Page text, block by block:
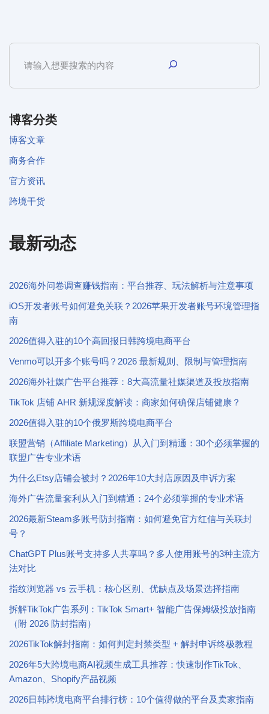
博客分类
博客文章
商务合作
官方资讯
跨境干货
最新动态
2026海外问卷调查赚钱指南：平台推荐、玩法解析与注意事项
iOS开发者账号如何避免关联？2026苹果开发者账号环境管理指
南
2026值得入驻的10个高回报日韩跨境电商平台
Venmo可以开多个账号吗？2026 最新规则、限制与管理指南
2026海外社媒广告平台推荐：8大高流量社媒渠道及投放指南
TikTok 店铺 AHR 新规深度解读：商家如何确保店铺健康？
2026值得入驻的10个俄罗斯跨境电商平台
联盟营销（Affiliate Marketing）从入门到精通：30个必须掌握的
联盟广告专业术语
为什么Etsy店铺会被封？2026年10大封店原因及申诉方案
海外广告流量套利从入门到精通：24个必须掌握的专业术语
2026最新Steam多账号防封指南：如何避免官方红信与关联封
号？
ChatGPT Plus账号支持多人共享吗？多人使用账号的3种主流方
法对比
指纹浏览器 vs 云手机：核心区别、优缺点及场景选择指南
拆解TikTok广告系列：TikTok Smart+ 智能广告保姆级投放指南
（附 2026 防封指南）
2026TikTok解封指南：如何判定封禁类型 + 解封申诉终极教程
2026年5大跨境电商AI视频生成工具推荐：快速制作TikTok、
Amazon、Shopify产品视频
2026日韩跨境电商平台排行榜：10个值得做的平台及卖家指南